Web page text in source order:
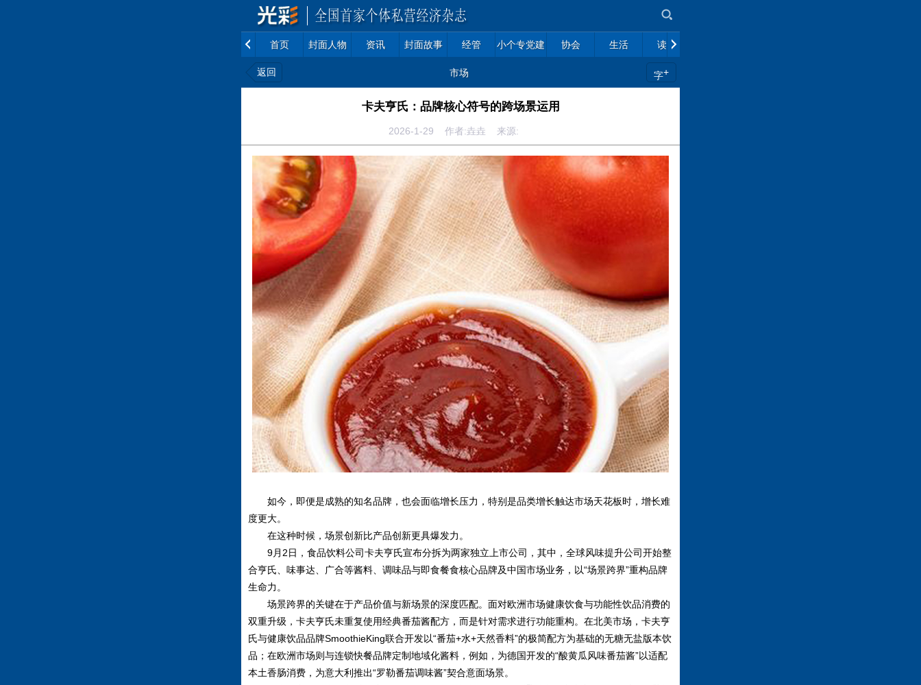
首页 封面人物 资讯 封面故事 经管 小个专党建 协会 生活 读书
返回 市场 字+
卡夫亨氏：品牌核心符号的跨场景运用
2026-1-29 作者:垚垚 来源:
如今，即便是成熟的知名品牌，也会面临增长压力，特别是品类增长触达市场天花板时，增长难
度更大。
在这种时候，场景创新比产品创新更具爆发力。
9月2日，食品饮料公司卡夫亨氏宣布分拆为两家独立上市公司，其中，全球风味提升公司开始整
合亨氏、味事达、广合等酱料、调味品与即食餐食核心品牌及中国市场业务，以“场景跨界”重构品牌
生命力。
场景跨界的关键在于产品价值与新场景的深度匹配。面对欧洲市场健康饮食与功能性饮品消费的
双重升级，卡夫亨氏未重复使用经典番茄酱配方，而是针对需求进行功能重构。在北美市场，卡夫亨
氏与健康饮品品牌SmoothieKing联合开发以“番茄+水+天然香料”的极简配方为基础的无糖无盐版本饮
品；在欧洲市场则与连锁快餐品牌定制地域化酱料，例如，为德国开发的“酸黄瓜风味番茄酱”以适配
本土香肠消费，为意大利推出“罗勒番茄调味酱”契合意面场景。